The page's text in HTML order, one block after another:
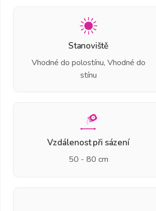
Stanoviště
Vhodné do polostínu, Vhodné do
stínu
Vzdálenost při sázení
50 - 80 cm